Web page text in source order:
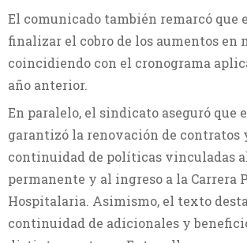
El comunicado también remarcó que
finalizar el cobro de los aumentos en
coincidiendo con el cronograma
año anterior.
En paralelo, el sindicato aseguró que
garantizó la renovación de contratos
continuidad de políticas vinculadas
permanente y al ingreso a la Carrera
Hospitalaria. Asimismo, el texto
continuidad de adicionales y